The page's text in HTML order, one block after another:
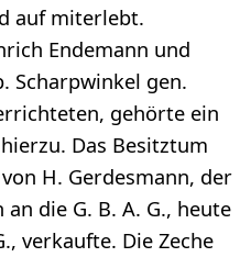
auf miterlebt.
Endemann und
Scharpwinkel gen.
gehörte ein
Das Besitztum
H. Gerdesmann, der
die G. B. A. G., heute
verkaufte. Die Zeche